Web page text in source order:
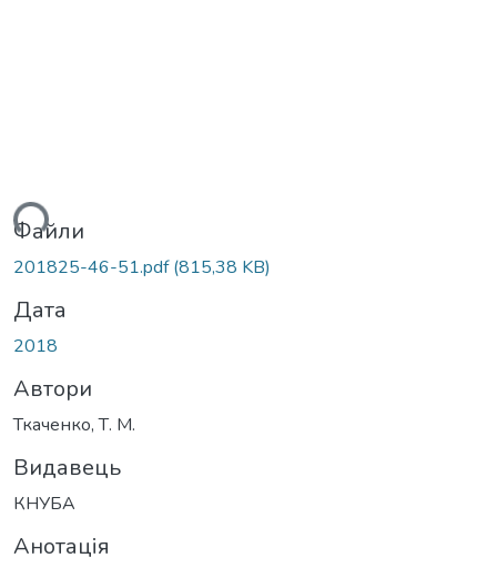
Файли
201825-46-51.pdf(815,38 KB)
Дата
2018
Автори
Ткаченко, Т. М.
Видавець
КНУБА
Анотація